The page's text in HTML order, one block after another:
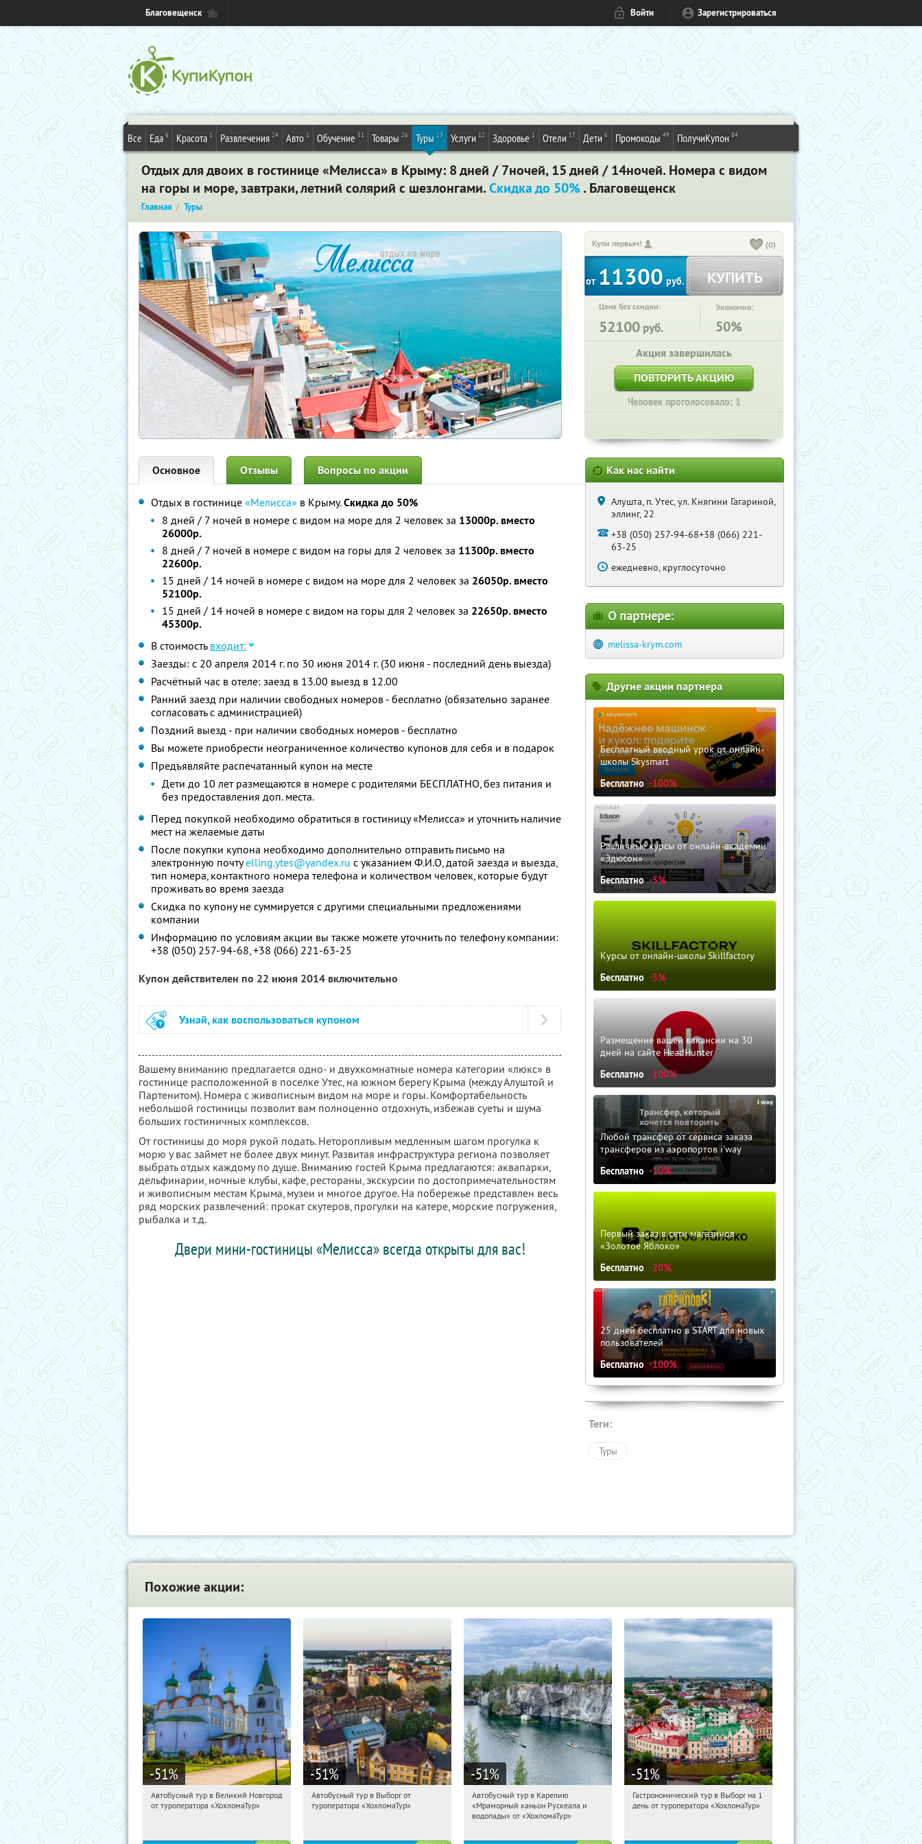
Благовещенск Войти Зарегистрироваться
Все Еда 6 Красота 1 Развлечения 24 Авто 1 Обучение 31 Товары 26 Туры 13 Услуги 12 Здоровье 1 Отели 17 Дети 6 Промокоды 49 ПолучиКупон 84
Отдых для двоих в гостинице «Мелисса» в Крыму: 8 дней / 7ночей, 15 дней / 14ночей. Номера с видом
на горы и море, завтраки, летний солярий с шезлонгами.Скидка до 50%. Благовещенск
Главная Туры
Купи первым! (0)
от11300 руб. КУПИТЬ
Цена без скидки:
52100 руб.
Экономия:
50%
Акция завершилась
ПОВТОРИТЬ АКЦИЮ
Человек проголосовало: 1
Основное Отзывы Вопросы по акции
Отдых в гостинице «Мелисса» в Крыму.Скидка до 50%
8 дней / 7 ночей в номере с видом на море для 2 человек за 13000р. вместо
26000р.
8 дней / 7 ночей в номере с видом на горы для 2 человек за 11300р. вместо
22600р.
15 дней / 14 ночей в номере с видом на море для 2 человек за 26050р. вместо
52100р.
15 дней / 14 ночей в номере с видом на горы для 2 человек за 22650р. вместо
45300р.
В стоимость входит:
Заезды: с 20 апреля 2014 г. по 30 июня 2014 г. (30 июня - последний день выезда)
Расчётный час в отеле: заезд в 13.00 выезд в 12.00
Ранний заезд при наличии свободных номеров - бесплатно (обязательно заранее
согласовать с администрацией)
Поздний выезд - при наличии свободных номеров - бесплатно
Вы можете приобрести неограниченное количество купонов для себя и в подарок
Предъявляйте распечатанный купон на месте
Дети до 10 лет размещаются в номере с родителями БЕСПЛАТНО, без питания и
без предоставления доп. места.
Перед покупкой необходимо обратиться в гостиницу «Мелисса» и уточнить наличие
мест на желаемые даты
После покупки купона необходимо дополнительно отправить письмо на
электронную почтуelling.ytes@yandex.ru с указанием Ф.И.О, датой заезда и выезда,
тип номера, контактного номера телефона и количеством человек, которые будут
проживать во время заезда
Скидка по купону не суммируется с другими специальными предложениями
компании
Информацию по условиям акции вы также можете уточнить по телефону компании:
+38 (050) 257-94-68, +38 (066) 221-63-25
Купон действителен по 22 июня 2014 включительно
Узнай, как воспользоваться купоном
Вашему вниманию предлагается одно- и двухкомнатные номера категории «люкс» в
гостинице расположенной в поселке Утес, на южном берегу Крыма (между Алуштой и
Партенитом). Номера с живописным видом на море и горы. Комфортабельность
небольшой гостиницы позволит вам полноценно отдохнуть, избежав суеты и шума
больших гостиничных комплексов.
От гостиницы до моря рукой подать. Неторопливым медленным шагом прогулка к
морю у вас займет не более двух минут. Развитая инфраструктура региона позволяет
выбрать отдых каждому по душе. Вниманию гостей Крыма предлагаются: аквапарки,
дельфинарии, ночные клубы, кафе, рестораны, экскурсии по достопримечательностям
и живописным местам Крыма, музеи и многое другое. На побережье представлен весь
ряд морских развлечений: прокат скутеров, прогулки на катере, морские погружения,
рыбалка и т.д.
Двери мини-гостиницы «Мелисса» всегда открыты для вас!
Как нас найти
Алушта, п. Утес, ул. Княгини Гагариной,
эллинг, 22
+38 (050) 257-94-68+38 (066) 221-
63-25
ежедневно, круглосуточно
О партнере:
melissa-krym.com
Другие акции партнера
Бесплатный вводный урок от онлайн-
школы Skysmart
Бесплатно -100%
Различные курсы от онлайн-академии
«Эдюсон»
Бесплатно -5%
Курсы от онлайн-школы Skillfactory
Бесплатно -5%
Размещение вашей вакансии на 30
дней на сайте HeadHunter
Бесплатно -100%
Любой трансфер от сервиса заказа
трансферов из аэропортов i'way
Бесплатно -10%
Первый заказ в сети магазинов
«Золотое Яблоко»
Бесплатно -20%
25 дней бесплатно в START для новых
пользователей
Бесплатно -100%
Теги:
Туры
Похожие акции:
-51%
05:47:28 Купили:2
Автобусный тур в Великий Новгород
от туроператора «ХохломаТур»
-51%
05:47:28 Купили:
Автобусный тур в Выборг от
туроператора «ХохломаТур»
-51%
05:47:28 Купили:
Сенная площадь
Автобусный тур в Карелию
«Мраморный каньон Рускеала и
водопады» от «ХохломаТур»
-51%
05:47:28 Купили:5
Гастрономический тур в Выборг на 1
день от туроператора «ХохломаТур»